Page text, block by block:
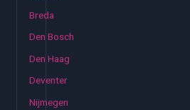
Breda
Den Bosch
Den Haag
Deventer
Nijmegen